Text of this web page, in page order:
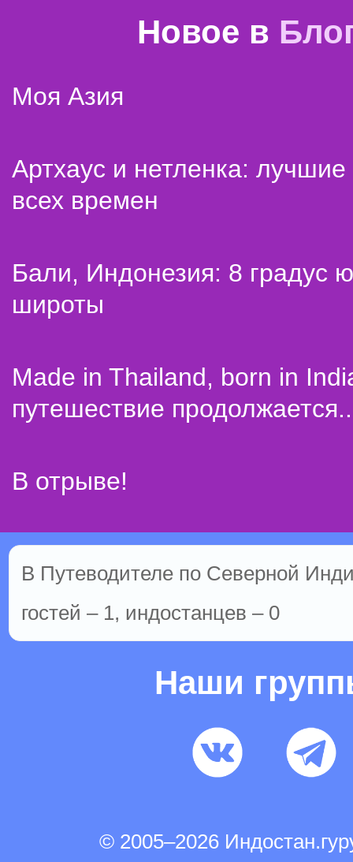
Новое в
Моя Азия
Артхаус и нетленка:
всех времен
Бали, Индонезия: 8 градус
широты
Made in Thailand, born in
путешествие
В отрыве!
В Путеводителе по Северной
гостей – 1, индостанцев – 0
Наши
© 2005–2026